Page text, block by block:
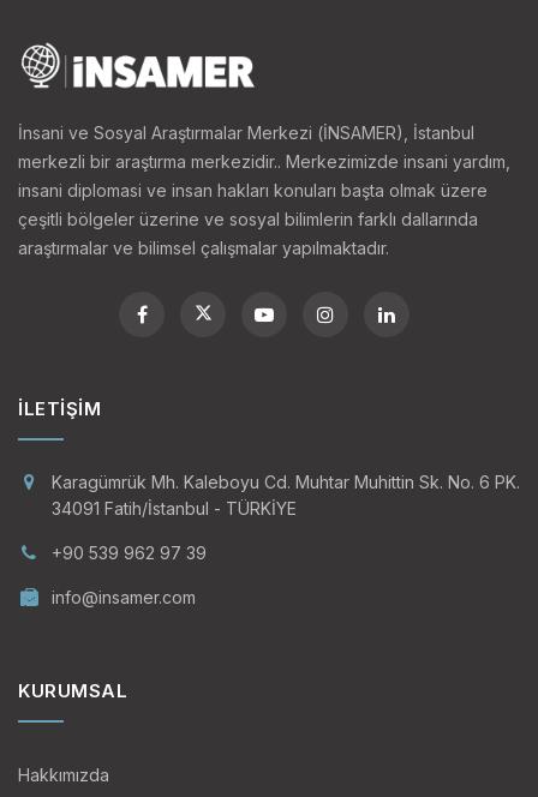
İnsani ve Sosyal Araştırmalar Merkezi (İNSAMER), İstanbul
merkezli bir araştırma merkezidir.. Merkezimizde insani yardım,
insani diplomasi ve insan hakları konuları başta olmak üzere
çeşitli bölgeler üzerine ve sosyal bilimlerin farklı dallarında
araştırmalar ve bilimsel çalışmalar yapılmaktadır.
İLETIŞIM
Karagümrük Mh. Kaleboyu Cd. Muhtar Muhittin Sk. No. 6 PK.
34091 Fatih/İstanbul - TÜRKİYE
+90 539 962 97 39
info@insamer.com
KURUMSAL
Hakkımızda